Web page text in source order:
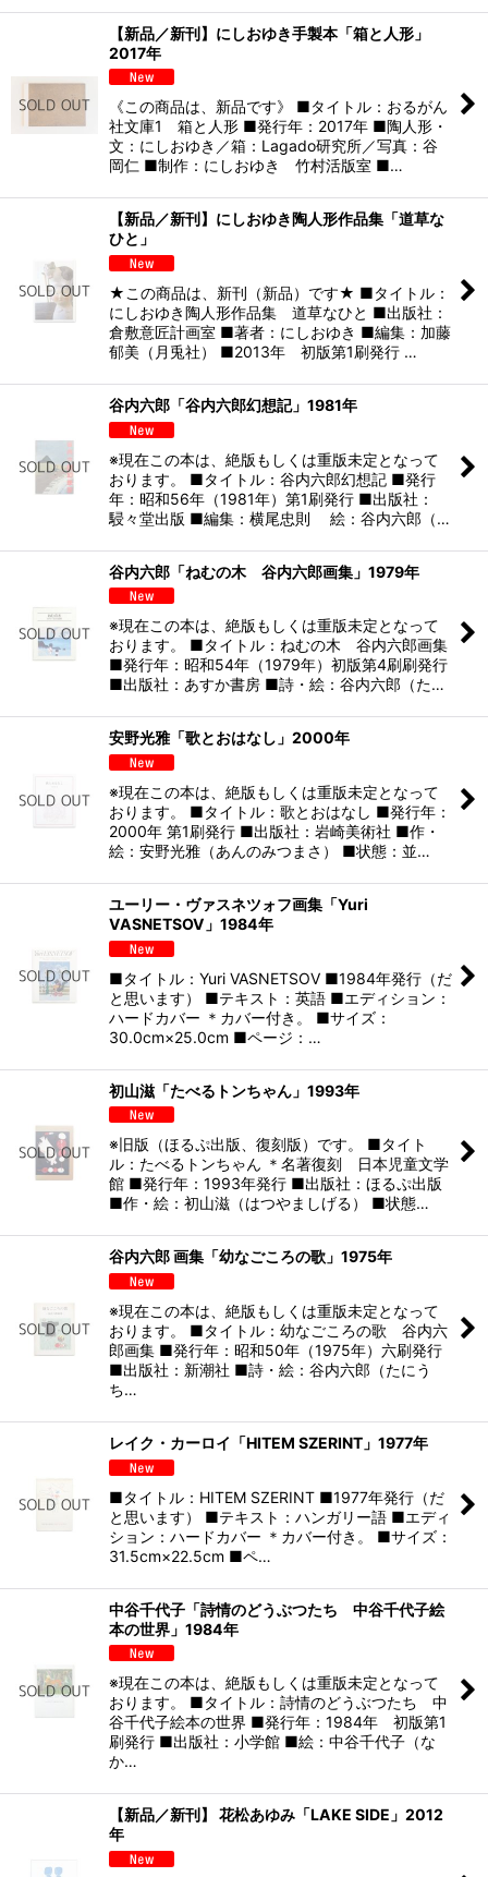
【新品／新刊】にしおゆき手製本「箱と人形」
2017年
《この商品は、新品です》 ■タイトル：おるがん
社文庫1 箱と人形 ■発行年：2017年 ■陶人形・
文：にしおゆき／箱：Lagado研究所／写真：谷
岡仁 ■制作：にしおゆき 竹村活版室 ■…
【新品／新刊】にしおゆき陶人形作品集「道草な
ひと」
★この商品は、新刊（新品）です★ ■タイトル：
にしおゆき陶人形作品集 道草なひと ■出版社：
倉敷意匠計画室 ■著者：にしおゆき ■編集：加藤
郁美（月兎社） ■2013年 初版第1刷発行 …
谷内六郎「谷内六郎幻想記」1981年
※現在この本は、絶版もしくは重版未定となって
おります。 ■タイトル：谷内六郎幻想記 ■発行
年：昭和56年（1981年）第1刷発行 ■出版社：
駸々堂出版 ■編集：横尾忠則 絵：谷内六郎（…
谷内六郎「ねむの木 谷内六郎画集」1979年
※現在この本は、絶版もしくは重版未定となって
おります。 ■タイトル：ねむの木 谷内六郎画集
■発行年：昭和54年（1979年）初版第4刷刷発行
■出版社：あすか書房 ■詩・絵：谷内六郎（た…
安野光雅「歌とおはなし」2000年
※現在この本は、絶版もしくは重版未定となって
おります。 ■タイトル：歌とおはなし ■発行年：
2000年 第1刷発行 ■出版社：岩崎美術社 ■作・
絵：安野光雅（あんのみつまさ） ■状態：並…
ユーリー・ヴァスネツォフ画集「Yuri
VASNETSOV」1984年
■タイトル：Yuri VASNETSOV ■1984年発行（だ
と思います） ■テキスト：英語 ■エディション：
ハードカバー ＊カバー付き。 ■サイズ：
30.0cm×25.0cm ■ページ：…
初山滋「たべるトンちゃん」1993年
※旧版（ほるぷ出版、復刻版）です。 ■タイト
ル：たべるトンちゃん ＊名著復刻 日本児童文学
館 ■発行年：1993年発行 ■出版社：ほるぷ出版
■作・絵：初山滋（はつやましげる） ■状態…
谷内六郎 画集「幼なごころの歌」1975年
※現在この本は、絶版もしくは重版未定となって
おります。 ■タイトル：幼なごころの歌 谷内六
郎画集 ■発行年：昭和50年（1975年）六刷発行
■出版社：新潮社 ■詩・絵：谷内六郎（たにう
ち…
レイク・カーロイ「HITEM SZERINT」1977年
■タイトル：HITEM SZERINT ■1977年発行（だ
と思います） ■テキスト：ハンガリー語 ■エディ
ション：ハードカバー ＊カバー付き。 ■サイズ：
31.5cm×22.5cm ■ペ…
中谷千代子「詩情のどうぶつたち 中谷千代子絵
本の世界」1984年
※現在この本は、絶版もしくは重版未定となって
おります。 ■タイトル：詩情のどうぶつたち 中
谷千代子絵本の世界 ■発行年：1984年 初版第1
刷発行 ■出版社：小学館 ■絵：中谷千代子（な
か…
【新品／新刊】 花松あゆみ「LAKE SIDE」2012
年